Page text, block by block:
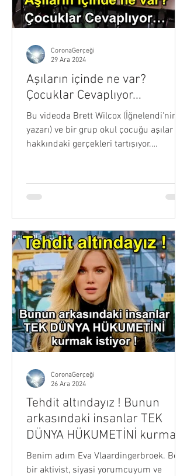
Aşıların içinde ne var?
Çocuklar Cevaplıyor...
Bu videoda Brett Wilcox (İğnelendi'nin
yazarı) ve bir grup okul çocuğu aşılar
hakkındaki gerçekleri tartışıyor.
CoronaGerçeği
29 Ara 2024
Tehdit altındayız ! Bunun
arkasındaki insanlar TEK
DÜNYA HÜKUMETİNİ kurmak
istiyor !
Benim adım Eva Vlaardingerbroek. Ben
bir aktivist, siyasi yorumcuyum ve
CoronaGerçeği
26 Ara 2024